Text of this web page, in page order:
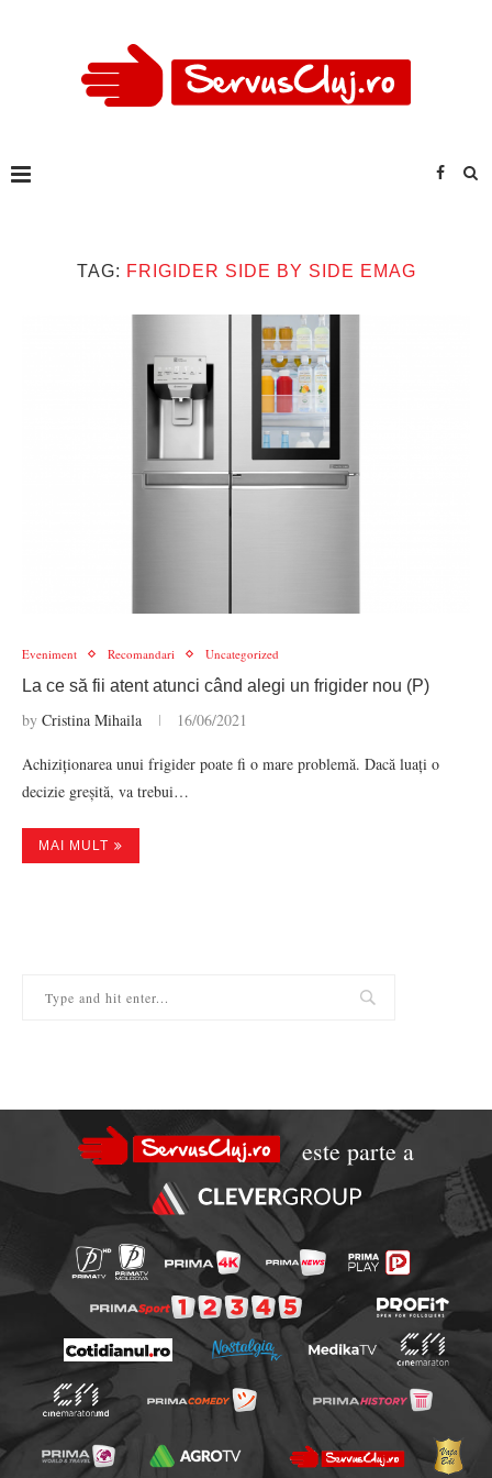
TAG: FRIGIDER SIDE BY SIDE EMAG
Eveniment Recomandari Uncategorized
La ce să fii atent atunci când alegi un frigider nou (P)
by Cristina Mihaila 16/06/2021
Achiziționarea unui frigider poate fi o mare problemă. Dacă luați o
decizie greșită, va trebui…
MAI MULT
este parte a